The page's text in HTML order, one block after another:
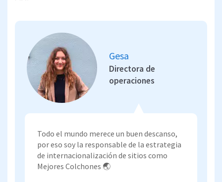
Todo el mundo merece un buen descanso,
por eso soy la responsable de la estrategia
de internacionalización de sitios como
Mejores Colchones 🌏
Gesa
Directora de
operaciones